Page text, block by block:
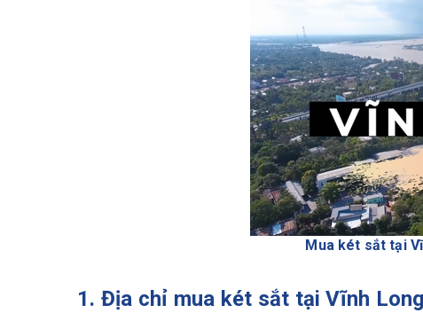
Mua két sắt tại
1. Địa chỉ mua két sắt tại Vĩnh